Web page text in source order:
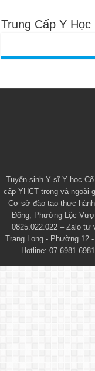
Trung Cấp Y Học
Tuyển sinh Y sĩ Y học
cấp YHCT trong và ngoài
Cơ sở đào tạo thực
Đông, Phường Lộc
0825.022.022 – Zalo tư
Trang Long - Phường 12
Hotline: